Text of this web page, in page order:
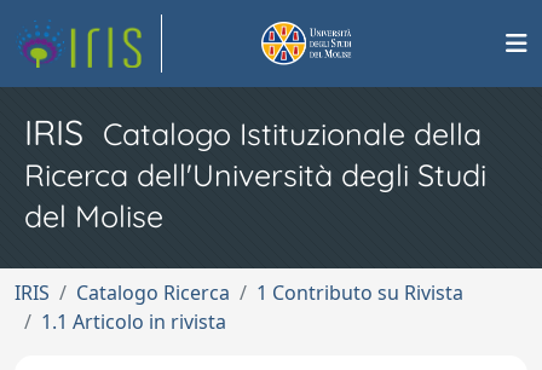
IRIS Catalogo Istituzionale della
Ricerca dell'Università degli Studi
del Molise
IRIS Catalogo Ricerca
1 Contributo su Rivista
1.1 Articolo in rivista